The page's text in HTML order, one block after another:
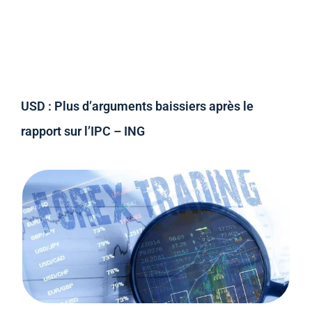
USD : Plus d’arguments baissiers après le
rapport sur l’IPC – ING